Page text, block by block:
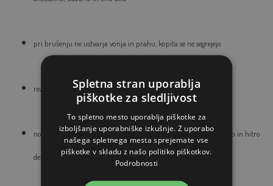
pri brušenju ne ustvarja vonja in prahu, kopita se ne segrejejo
rezila je mogoče obrniti ali zamenjati posamično
noži so izdelani iz zelo trde kovine (Widia), kar zagotavlja kvalitetno in hitro
delovanje
Spletna stran uporablja
piškotke za sledljivost
To spletno mesto uporablja piškotke za
izboljšanje uporabniške izkušnje. Z uporabo
našega spletnega mesta sprejemate vse
piškotke v skladu z našo politiko piškotkov.
Podrobnosti